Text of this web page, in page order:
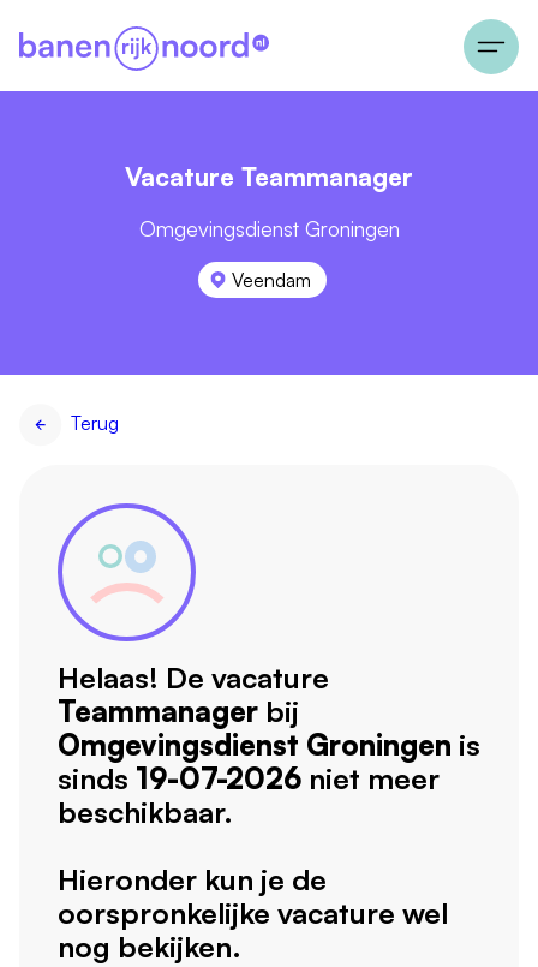
Vacature Teammanager
Omgevingsdienst Groningen
Veendam
Terug
Helaas! De vacature
Teammanager bij
Omgevingsdienst Groningen is
sinds 19-07-2026 niet meer
beschikbaar.
Hieronder kun je de
oorspronkelijke vacature wel
nog bekijken.